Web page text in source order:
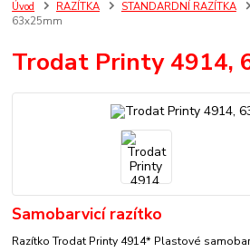
Úvod RAZÍTKA STANDARDNÍ RAZÍTKA
63x25mm
Trodat Printy 4914,
Samobarvicí razítko
Razítko Trodat Printy 4914* Plastové